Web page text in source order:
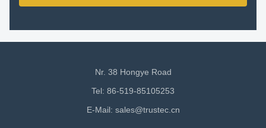
Nr. 38 Hongye Road
Tel: 86-519-85105253
E-Mail: sales@trustec.cn